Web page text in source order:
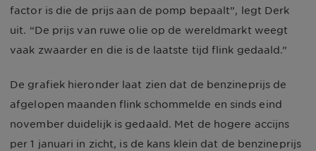
factor is die de prijs aan de pomp bepaalt”, legt Derk
uit. “De prijs van ruwe olie op de wereldmarkt weegt
vaak zwaarder en die is de laatste tijd flink gedaald.”
De grafiek hieronder laat zien dat de benzineprijs de
afgelopen maanden flink schommelde en sinds eind
november duidelijk is gedaald. Met de hogere accijns
per 1 januari in zicht, is de kans klein dat de benzineprijs